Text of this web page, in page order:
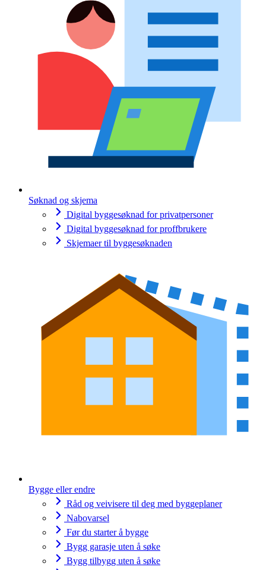
Søknad og skjema
Digital byggesøknad for privatpersoner
Digital byggesøknad for proffbrukere
Skjemaer til byggesøknaden
Bygge eller endre
Råd og veivisere til deg med byggeplaner
Nabovarsel
Før du starter å bygge
Bygg garasje uten å søke
Bygg tilbygg uten å søke